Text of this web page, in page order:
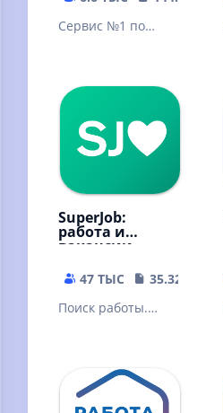
Сервис №1 по
России
SuperJob:
работа и
вакансии
47 ТЫС
35.32 MB
Поиск работы.